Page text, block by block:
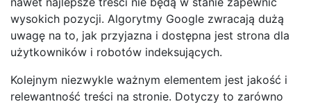
wysokich pozycji. Algorytmy Google zwracają dużą
uwagę na to, jak przyjazna i dostępna jest strona dla
użytkowników i robotów indeksujących.
Kolejnym niezwykle ważnym elementem jest jakość i
relewantność treści na stronie. Dotyczy to zarówno